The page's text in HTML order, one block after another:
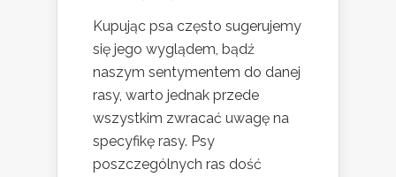
Kupując psa często sugerujemy
się jego wyglądem, bądź
naszym sentymentem do danej
rasy, warto jednak przede
wszystkim zwracać uwagę na
specyfikę rasy. Psy
poszczególnych ras dość